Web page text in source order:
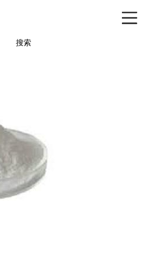
搜索